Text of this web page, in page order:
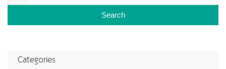
Search
Categories